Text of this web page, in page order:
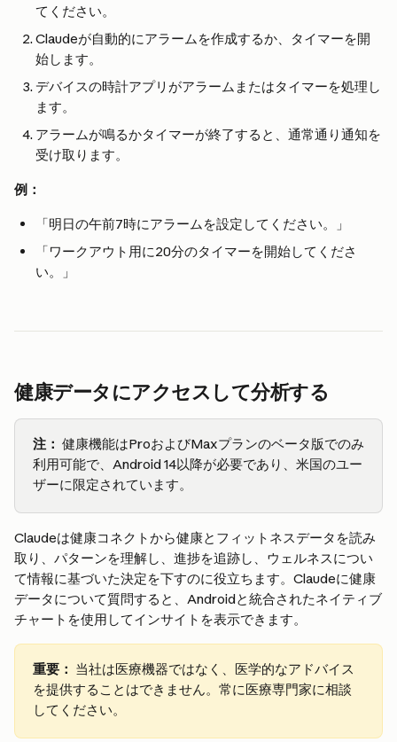
てください。
Claudeが自動的にアラームを作成するか、タイマーを開
始します。
デバイスの時計アプリがアラームまたはタイマーを処理し
ます。
アラームが鳴るかタイマーが終了すると、通常通り通知を
受け取ります。
例：
「明日の午前7時にアラームを設定してください。」
「ワークアウト用に20分のタイマーを開始してくださ
い。」
健康データにアクセスして分析する
注： 健康機能はProおよびMaxプランのベータ版でのみ
利用可能で、Android 14以降が必要であり、米国のユー
ザーに限定されています。
Claudeは健康コネクトから健康とフィットネスデータを読み
取り、パターンを理解し、進捗を追跡し、ウェルネスについ
て情報に基づいた決定を下すのに役立ちます。Claudeに健康
データについて質問すると、Androidと統合されたネイティブ
チャートを使用してインサイトを表示できます。
重要： 当社は医療機器ではなく、医学的なアドバイス
を提供することはできません。常に医療専門家に相談
してください。